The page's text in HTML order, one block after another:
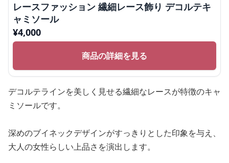
レースファッション 繊細レース飾り デコルテキ
ャミソール
¥4,000
商品の詳細を見る
デコルテラインを美しく見せる繊細なレースが特徴のキャ
ミソールです。
深めのブイネックデザインがすっきりとした印象を与え、
大人の女性らしい上品さを演出します。